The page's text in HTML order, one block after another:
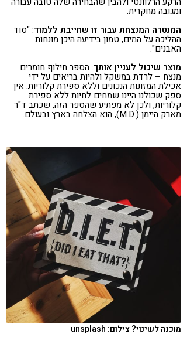
ומגובה מחקרית.
המנטרה המנצחת עבור זו שחייבת ללמוד: "סוד
ההליכה על המים, טמון בידיעה היכן מונחות
האבנים".
מוצר שיכול לעניין אותך: הספר חילוף חומרים
מנצח – לרדת במשקל ולהיות בריאים על ידי
אכילת המזונות הנכונים וללא ספירת קלוריות. אין
ספק שכולנו היינו שמחים לחיות ללא ספירת
קלוריות, ולכן לא מפתיע שהספר הזה, שכתב ד"ר
מארק היימן (.M.D), הוא הצלחה בארץ ובעולם.
מוכנה לשינוי? צילום: unsplash